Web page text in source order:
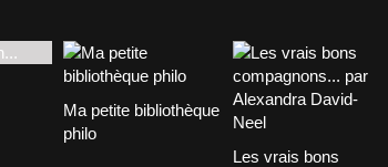
Ma petite bibliothèque
philo
Les vrais bons